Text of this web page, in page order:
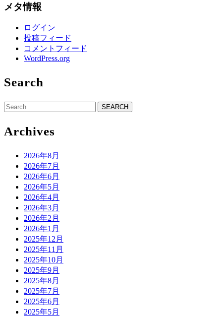
メタ情報
ログイン
投稿フィード
コメントフィード
WordPress.org
Search
Search
for:
Archives
2026年8月
2026年7月
2026年6月
2026年5月
2026年4月
2026年3月
2026年2月
2026年1月
2025年12月
2025年11月
2025年10月
2025年9月
2025年8月
2025年7月
2025年6月
2025年5月